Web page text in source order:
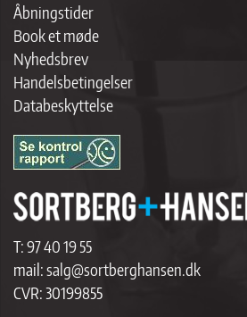
Åbningstider
Book et møde
Nyhedsbrev
Handelsbetingelser
Databeskyttelse
T:97 40 19 55
mail:salg@sortberghansen.dk
CVR: 30199855